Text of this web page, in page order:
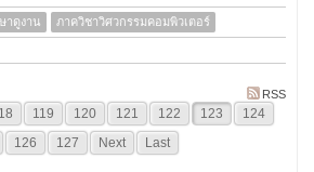
าดูงาน ภาควิชาวิศวกรรมคอมพิวเตอร์
RSS
119 120 121 122 123
124
126 127 Next Last